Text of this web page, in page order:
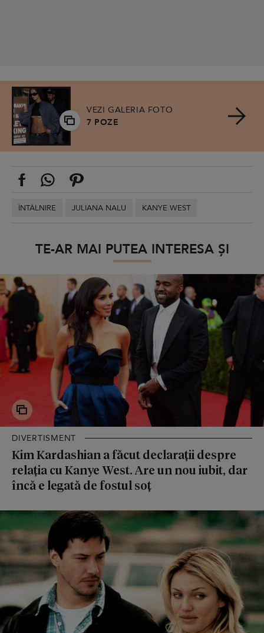
VEZI GALERIA FOTO
7 POZE
ÎNTÂLNIRE JULIANA NALU KANYE WEST
TE-AR MAI PUTEA INTERESA ȘI
DIVERTISMENT
Kim Kardashian a făcut declarații despre
relația cu Kanye West. Are un nou iubit, dar
încă e legată de fostul soț